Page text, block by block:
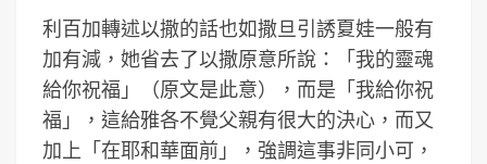
利百加轉述以撒的話也如撒旦引誘夏娃一般有
加有減，她省去了以撒原意所說：「我的靈魂
給你祝福」（原文是此意），而是「我給你祝
福」，這給雅各不覺父親有很大的決心，而又
加上「在耶和華面前」，強調這事非同小可，